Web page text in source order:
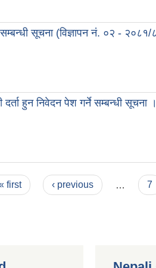
सम्बन्धी सूचना (विज्ञापन नं. ०२ -
दर्ता हुन निवेदन पेश गर्ने सम्बन्धी
first ‹ previous 7